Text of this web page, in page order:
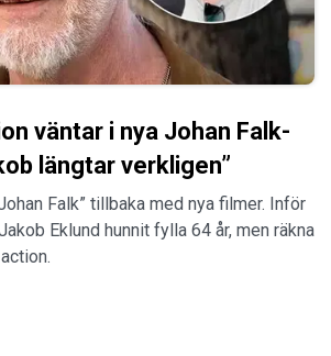
väntar i nya Johan Falk-
längtar verkligen”
Falk” tillbaka med nya filmer. Inför
Eklund hunnit fylla 64 år, men räkna